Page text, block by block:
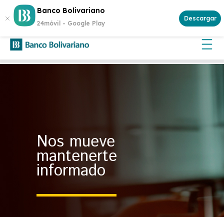
Banco Bolivariano
24móvil - Google Play
Descargar
¿Buscas invertir con seguridad? Genera rentabilidad con un
Certificado de Depósito
Nos mueve
mantenerte
informado